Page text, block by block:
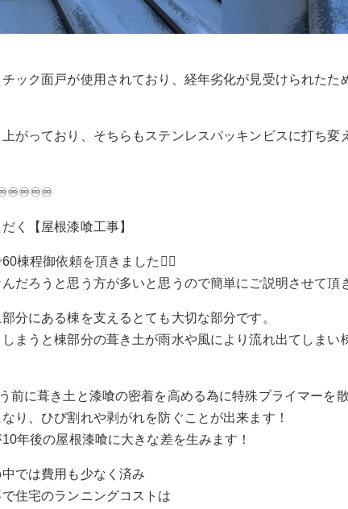
ック面戸が使用されており、経年劣化が見受けられたた
がっており、そちらもステンレスパッキンビスに打ち
く【屋根漆喰工事】
棟程御依頼を頂きました🙇‍♂️
だろうと思う方が多いと思うので簡単にご説明させて頂
分にある棟を支えるとても大切な部分です。
まうと棟部分の葺き土が雨水や風により流れ出てしまい
前に葺き土と漆喰の密着を高める為に特殊プライマーを
り、ひび割れや剥がれを防ぐことが出来ます！
年後の屋根漆喰に大きな差を生みます！
では費用も少なく済み
住宅のランニングコストは